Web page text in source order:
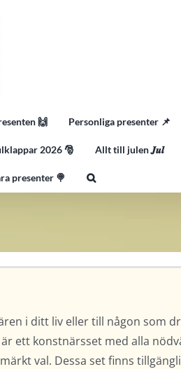
🙌 Personliga presenter 📌
2026 🎅 Allt till julen 𝑱𝒖𝒍
presenter 🍭
i ditt liv eller till någon som
ett konstnärsset med alla
val. Dessa set finns